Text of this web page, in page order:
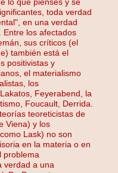
toda verdad
en una verdad
Entre los afectados
sus críticos (el
también está el
positivistas y
el materialismo
los
Feyerabend, la
Foucault, Derrida.
teoreticistas de
Viena) y los
Lask) no son
en la materia o en
problema
verdad a una